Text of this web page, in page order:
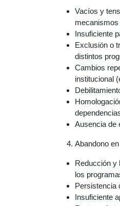
Vacíos y
mecanismos
Insuficiente
Exclusión o
distintos
Cambios
institucional
Ausencia de
Abandono
Reducción y
los
Persistencia
Insuficiente